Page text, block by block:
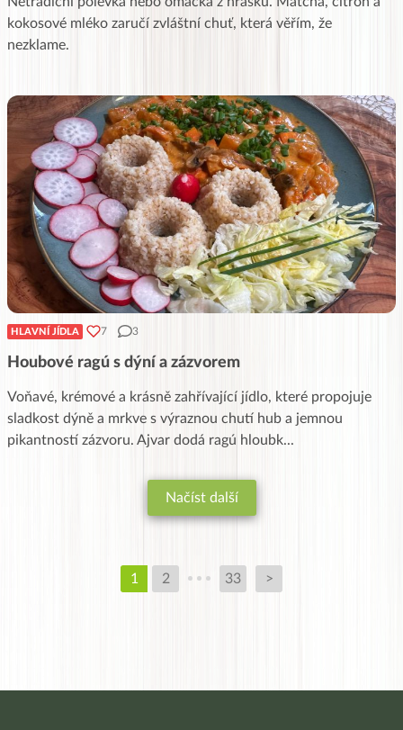
kokosové mléko zaručí zvláštní chuť, která věřím, že
nezklame.
HLAVNÍ JÍDLA 7 3
Houbové ragú s dýní a zázvorem
Voňavé, krémové a krásně zahřívající jídlo, které propojuje
sladkost dýně a mrkve s výraznou chutí hub a jemnou
pikantností zázvoru. Ajvar dodá ragú hloubk...
Načíst další
1 2 33 >